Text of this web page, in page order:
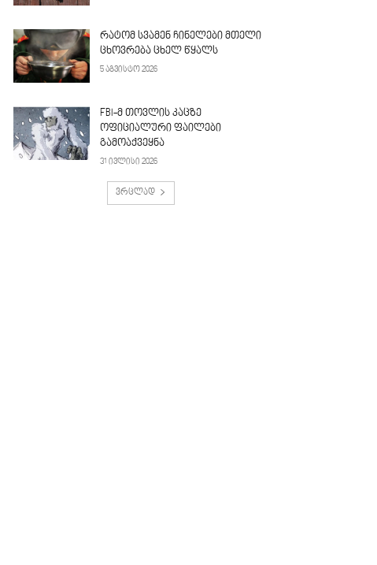
რატომ სვამენ ჩინელები მთელი
ცხოვრება ცხელ წყალს
5 აგვისტო 2026
FBI-მ თოვლის კაცზე
ოფიციალური ფაილები
გამოაქვეყნა
31 ივლისი 2026
ვრცლად